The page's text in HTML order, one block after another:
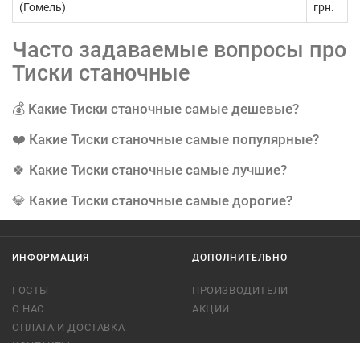
(Гомель)
грн.
Часто задаваемые вопросы про
Тиски станочные
💰 Какие Тиски станочные самые дешевые?
❤️ Какие Тиски станочные самые популярные?
🍀 Какие Тиски станочные самые лучшие?
💎 Какие Тиски станочные самые дорогие?
ИНФОРМАЦИЯ
ГОСТЫ
О НАС
ОПЛАТА И ДОСТАВКА
ДОПОЛНИТЕЛЬНО
ПРОИЗВОДИТЕЛИ
АКЦИИ